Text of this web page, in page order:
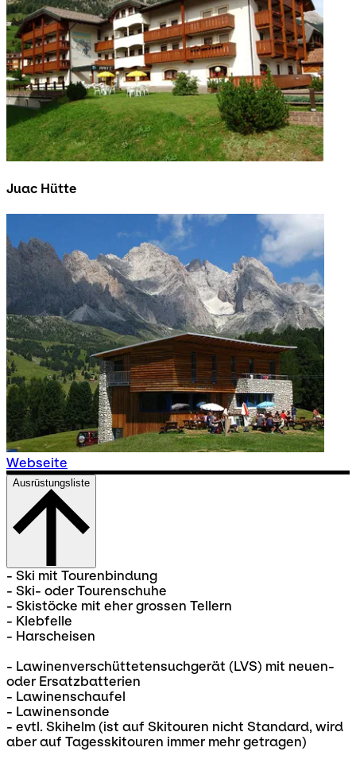
Juac Hütte
Webseite
Ausrüstungsliste
- Ski mit Tourenbindung
- Ski- oder Tourenschuhe
- Skistöcke mit eher grossen Tellern
- Klebfelle
- Harscheisen
- Lawinenverschüttetensuchgerät (LVS) mit neuen-
oder Ersatzbatterien
- Lawinenschaufel
- Lawinensonde
- evtl. Skihelm (ist auf Skitouren nicht Standard, wird
aber auf Tagesskitouren immer mehr getragen)